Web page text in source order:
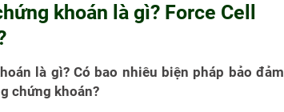
khoán là gì? Force Cell
là gì? Có bao nhiêu biện pháp bảo đảm
chứng khoán?